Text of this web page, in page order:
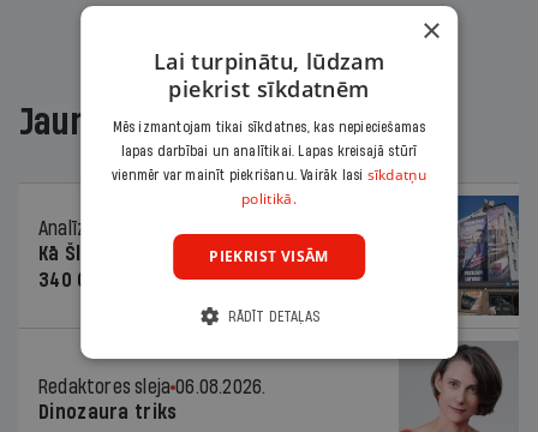
Jaunākajā žurnālā
Analīze
Kā Šlesera partija palika nesodīta par
340 000 vērtu reklāmas kampaņu
Redaktores sleja 06.08.2026.
Dinozaura triks
×
Lai turpinātu, lūdzam
piekrist sīkdatnēm
Mēs izmantojam tikai sīkdatnes, kas nepieciešamas
lapas darbībai un analītikai. Lapas kreisajā stūrī
vienmēr var mainīt piekrišanu. Vairāk lasi sīkdatņu
politikā.
PIEKRIST VISĀM
RĀDĪT DETAĻAS